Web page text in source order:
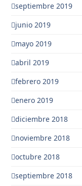
septiembre 2019
junio 2019
mayo 2019
abril 2019
febrero 2019
enero 2019
diciembre 2018
noviembre 2018
octubre 2018
septiembre 2018